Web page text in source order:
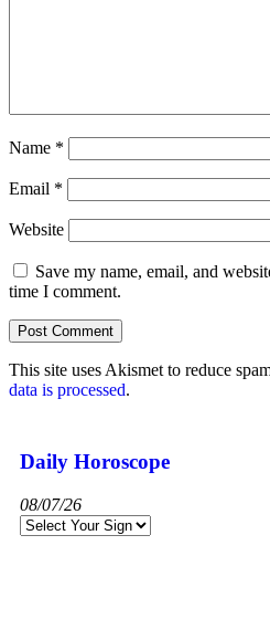
Name *
Email *
Website
Save my name, email, and
time I comment.
This site uses Akismet to reduce
data is processed.
Daily Horoscope
08/07/26